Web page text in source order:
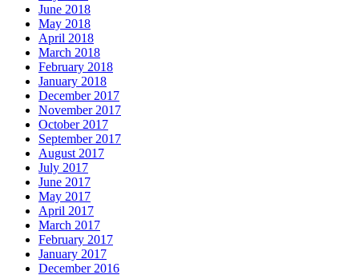
June 2018
May 2018
April 2018
March 2018
February 2018
January 2018
December 2017
November 2017
October 2017
September 2017
August 2017
July 2017
June 2017
May 2017
April 2017
March 2017
February 2017
January 2017
December 2016